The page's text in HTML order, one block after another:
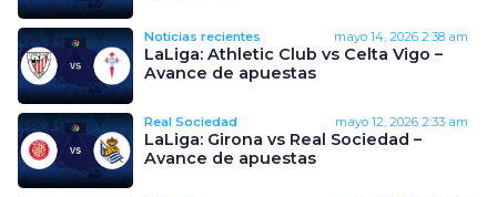
Noticias recientes mayo 14, 2026 2:38 am
LaLiga: Athletic Club vs Celta Vigo –
Avance de apuestas
Real Sociedad mayo 12, 2026 2:33 am
LaLiga: Girona vs Real Sociedad –
Avance de apuestas